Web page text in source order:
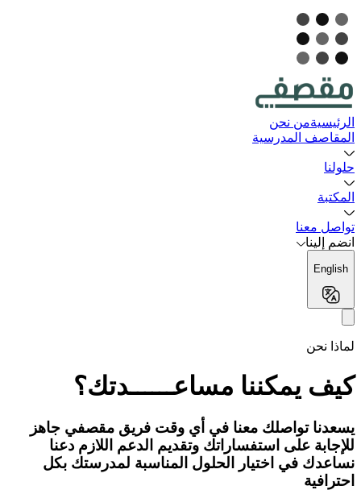
الرئيسيةمن نحن
المقاصف المدرسية
حلولنا
المكتبة
تواصل معنا
انضم إلينا
English
لماذا نحن
كيف يمكننا مساعــــــدتك؟
يسعدنا تواصلك معنا في أي وقت فريق مقصفي جاهز
للإجابة على استفساراتك وتقديم الدعم اللازم دعنا
نساعدك في اختيار الحلول المناسبة لمدرستك بكل
احترافية